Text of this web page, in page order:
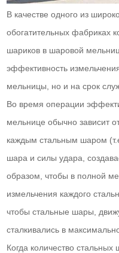
В качестве одного из
обогатительных фабриках
шариков в шаровой
эффективность
мельницы, но и на срок
Во время операции
мельнице обычно зависит
каждым стальным шаром
шара и силы удара,
образом, чтобы в полной
измельчения каждого
чтобы стальные шары,
сталкивались в
Когда количество